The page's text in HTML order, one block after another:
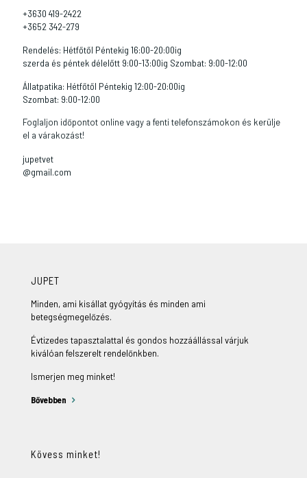
+3630 419-2422
+3652 342-279
Rendelés: Hétfőtől Péntekig 16:00-20:00ig
szerda és péntek délelőtt 9:00-13:00ig Szombat: 9:00-12:00
Állatpatika: Hétfőtől Péntekig 12:00-20:00ig
Szombat: 9:00-12:00
Foglaljon időpontot online vagy a fenti telefonszámokon és kerülje
el a várakozást!
jupetvet
@gmail.com
JUPET
Minden, ami kisállat gyógyítás és minden ami
betegségmegelőzés.
Évtizedes tapasztalattal és gondos hozzáállással várjuk
kiválóan felszerelt rendelőnkben.
Ismerjen meg minket!
Bővebben
Kövess minket!